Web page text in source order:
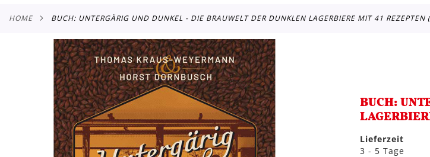
HOME BUCH: UNTERGÄRIG UND DUNKEL - DIE BRAUWELT DER DUNKLEN LAGERBIERE MIT 41
BUCH:
Lieferzeit
3 - 5 Tage
Bildergalerie